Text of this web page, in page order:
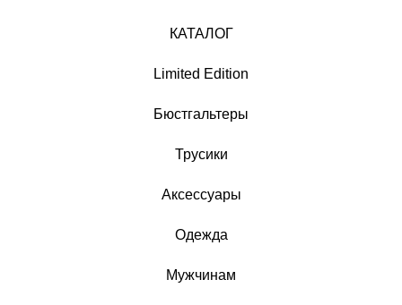
КАТАЛОГ
Limited Edition
Бюстгальтеры
Трусики
Аксессуары
Одежда
Мужчинам